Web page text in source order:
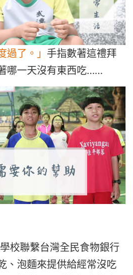
過了。」 手指數著這禮拜
哪一天沒有東西吃……
校聯繫台灣全民食物銀行
、泡麵來提供給經常沒吃